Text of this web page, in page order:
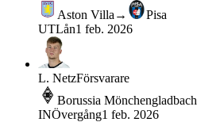
Aston Villa →
Pisa
UTLån1 feb. 2026
L. NetzFörsvarare
Borussia Mönchengladbach
INÖvergång1 feb. 2026